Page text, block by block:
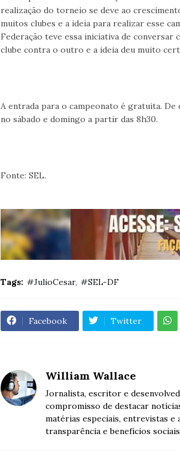
realização do torneio se deve ao
muitos clubes e a ideia para realizar esse
Federação teve essa iniciativa de
clube contra o outro e a ideia deu muito
A entrada para o campeonato é gratuita.
no sábado e domingo a partir das 8h30.
Fonte: SEL.
Tags: #JulioCesar #SEL-DF
Facebook Twitter
William Wallace
Jornalista, escritor e
compromisso de destacar
matérias especiais, entrevistas
transparência e benefícios